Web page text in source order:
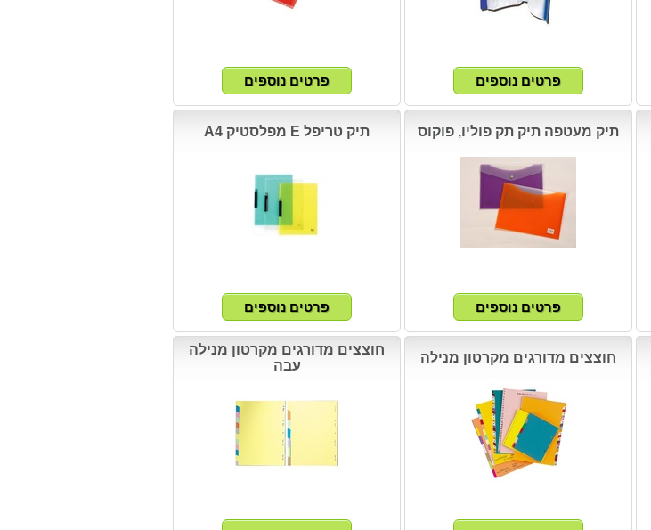
תיק מעטפה תיק תק פוליו, פוקוס תיק טריפל E מפלסטיק A4
חוצצים מדורגים מקרטון מנילה
חוצצים מדורגים מקרטון מנילה
עבה